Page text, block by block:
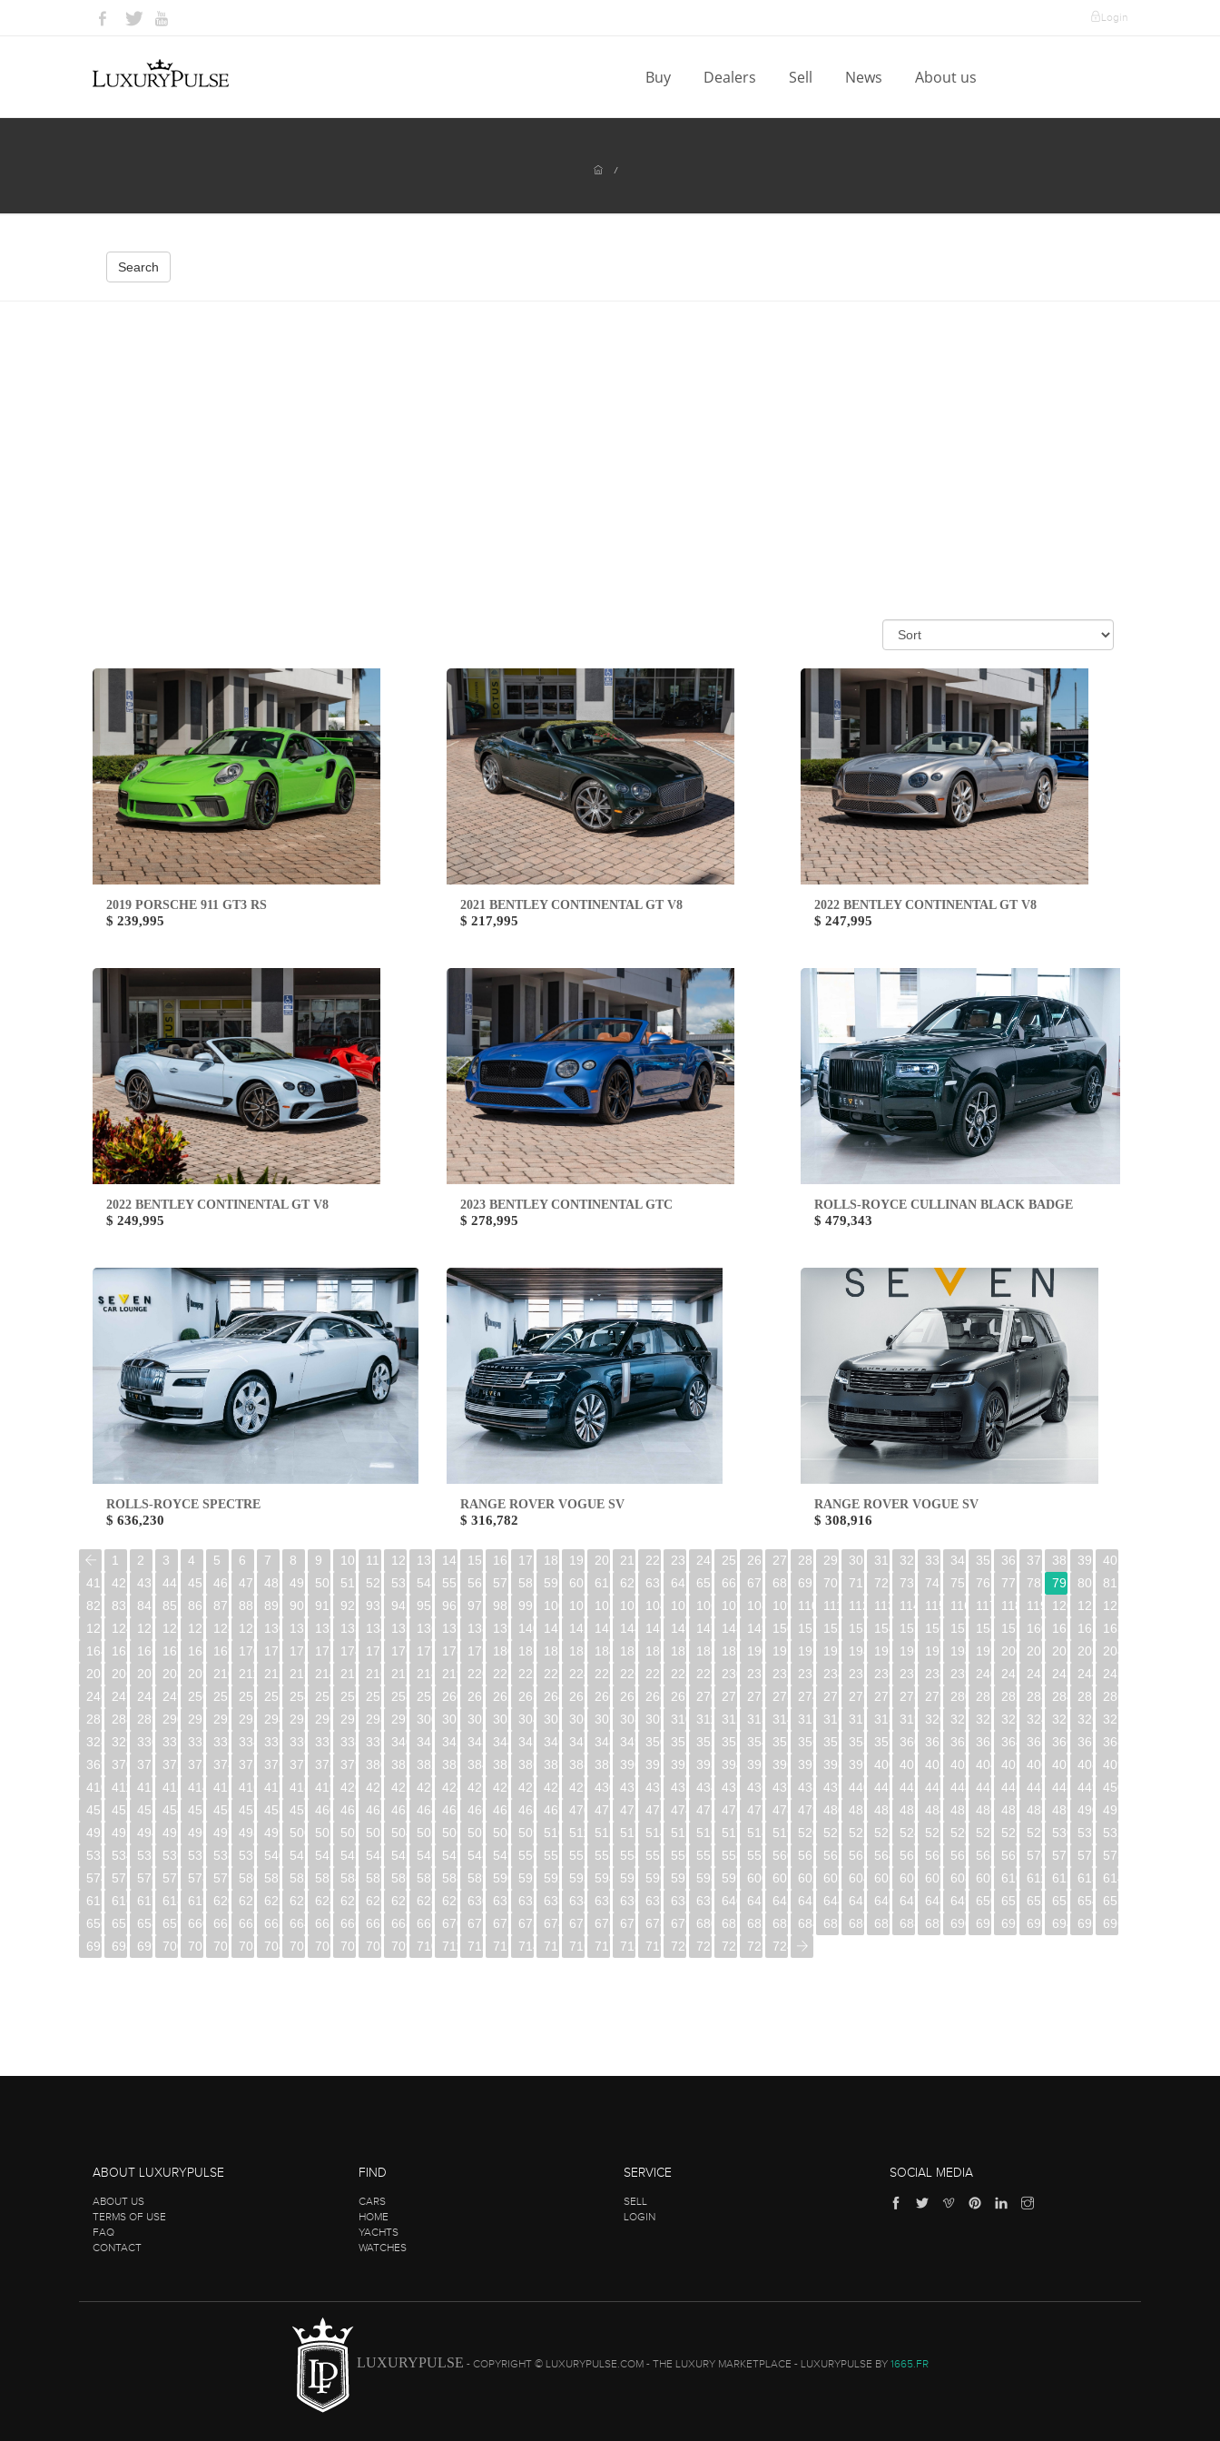
Login
Buy Dealers Sell News About us
/
Search
2019 PORSCHE 911 GT3 RS
$ 239,995
2021 BENTLEY CONTINENTAL GT V8
$ 217,995
2022 BENTLEY CONTINENTAL GT V8
$ 247,995
2022 BENTLEY CONTINENTAL GT V8
$ 249,995
2023 BENTLEY CONTINENTAL GTC
$ 278,995
ROLLS-ROYCE CULLINAN BLACK BADGE
$ 479,343
ROLLS-ROYCE SPECTRE
$ 636,230
RANGE ROVER VOGUE SV
$ 316,782
RANGE ROVER VOGUE SV
$ 308,916
1 2 3 4 5 6 7 8 9 10 11 12 13 14 15 16 17 18 19 20 21 22 23 24 25 26 27 28 29 30 31 32 33 34 35 36 37 38 39
40
41
42 43 44 45 46 47 48 49 50 51 52 53 54 55 56 57 58 59 60 61 62 63 64 65 66 67 68 69 70 71 72 73 74 75 76 77 78 79 80
81
82
83 84 85 86 87 88 89 90 91 92 93 94 95 96 97 98 99 100 101 102 103 104 105 106 107 108 109 110 111 112 113 114 115 116 117 118 119 120 121
122
123
124 125 126 127 128 129 130 131 132 133 134 135 136 137 138 139 140 141 142 143 144 145 146 147 148 149 150 151 152 153 154 155 156 157 158 159 160 161 162
163
164
165 166 167 168 169 170 171 172 173 174 175 176 177 178 179 180 181 182 183 184 185 186 187 188 189 190 191 192 193 194 195 196 197 198 199 200 201 202 203
204
205
206 207 208 209 210 211 212 213 214 215 216 217 218 219 220 221 222 223 224 225 226 227 228 229 230 231 232 233 234 235 236 237 238 239 240 241 242 243 244
245
246
247 248 249 250 251 252 253 254 255 256 257 258 259 260 261 262 263 264 265 266 267 268 269 270 271 272 273 274 275 276 277 278 279 280 281 282 283 284 285
286
287
288 289 290 291 292 293 294 295 296 297 298 299 300 301 302 303 304 305 306 307 308 309 310 311 312 313 314 315 316 317 318 319 320 321 322 323 324 325 326
327
328
329 330 331 332 333 334 335 336 337 338 339 340 341 342 343 344 345 346 347 348 349 350 351 352 353 354 355 356 357 358 359 360 361 362 363 364 365 366 367
368
369
370 371 372 373 374 375 376 377 378 379 380 381 382 383 384 385 386 387 388 389 390 391 392 393 394 395 396 397 398 399 400 401 402 403 404 405 406 407 408
409
410
411 412 413 414 415 416 417 418 419 420 421 422 423 424 425 426 427 428 429 430 431 432 433 434 435 436 437 438 439 440 441 442 443 444 445 446 447 448 449
450
451
452 453 454 455 456 457 458 459 460 461 462 463 464 465 466 467 468 469 470 471 472 473 474 475 476 477 478 479 480 481 482 483 484 485 486 487 488 489 490
491
492
493 494 495 496 497 498 499 500 501 502 503 504 505 506 507 508 509 510 511 512 513 514 515 516 517 518 519 520 521 522 523 524 525 526 527 528 529 530 531
532
533
534 535 536 537 538 539 540 541 542 543 544 545 546 547 548 549 550 551 552 553 554 555 556 557 558 559 560 561 562 563 564 565 566 567 568 569 570 571 572
573
574
575 576 577 578 579 580 581 582 583 584 585 586 587 588 589 590 591 592 593 594 595 596 597 598 599 600 601 602 603 604 605 606 607 608 609 610 611 612 613
614
615
616 617 618 619 620 621 622 623 624 625 626 627 628 629 630 631 632 633 634 635 636 637 638 639 640 641 642 643 644 645 646 647 648 649 650 651 652 653 654
655
656
657 658 659 660 661 662 663 664 665 666 667 668 669 670 671 672 673 674 675 676 677 678 679 680 681 682 683 684 685 686 687 688 689 690 691 692 693 694 695
696
697
698 699 700 701 702 703 704 705 706 707 708 709 710 711 712 713 714 715 716 717 718 719 720 721 722 723 724
ABOUT LUXURYPULSE
ABOUT US
TERMS OF USE
FAQ
CONTACT
FIND
CARS
HOME
YACHTS
WATCHES
SERVICE
SELL
LOGIN
SOCIAL MEDIA
LUXURYPULSE - COPYRIGHT © LUXURYPULSE.COM - THE LUXURY MARKETPLACE - LUXURYPULSE BY 1665.FR